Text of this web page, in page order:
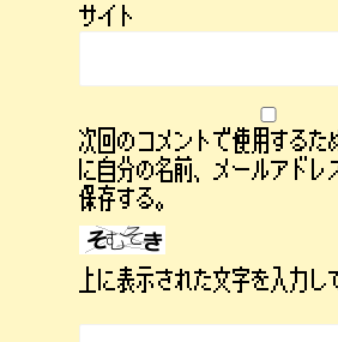
サイト
次回のコメントで使用するた
に自分の名前、メールアドレ
保存する。
上に表示された文字を入力し